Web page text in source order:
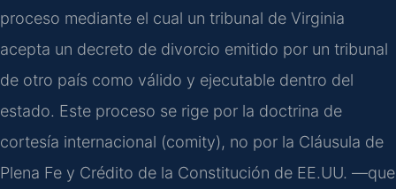
proceso mediante el cual un tribunal de Virginia
acepta un decreto de divorcio emitido por un tribunal
de otro país como válido y ejecutable dentro del
estado. Este proceso se rige por la doctrina de
cortesía internacional (comity), no por la Cláusula de
Plena Fe y Crédito de la Constitución de EE.UU. —que